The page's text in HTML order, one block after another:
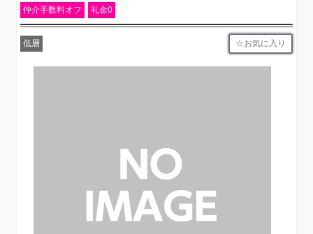
仲介手数料オフ 礼金0
低層 お気に入り